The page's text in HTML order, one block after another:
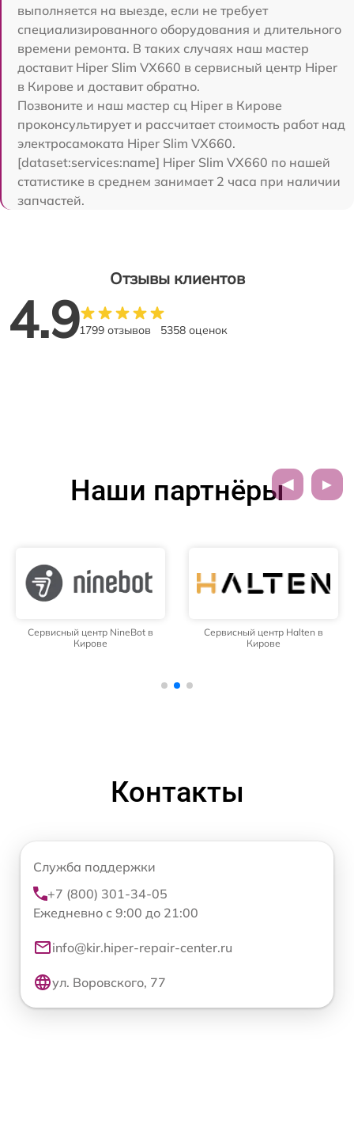
выполняется на выезде, если не требует
специализированного оборудования и длительного
времени ремонта. В таких случаях наш мастер
доставит Hiper Slim VX660 в сервисный центр Hiper
в Кирове и доставит обратно.
Позвоните и наш мастер сц Hiper в Кирове
проконсультирует и рассчитает стоимость работ над
электросамоката Hiper Slim VX660.
[dataset:services:name] Hiper Slim VX660 по нашей
статистике в среднем занимает 2 часа при наличии
запчастей.
Отзывы клиентов
4.91799 отзывов 5358 оценок
Наши партнёры
Сервисный центр NineBot в
Кирове
Сервисный центр Halten в
Кирове
Контакты
Служба поддержки
+7 (800) 301-34-05
Ежедневно с 9:00 до 21:00
info@kir.hiper-repair-center.ru
ул. Воровского, 77